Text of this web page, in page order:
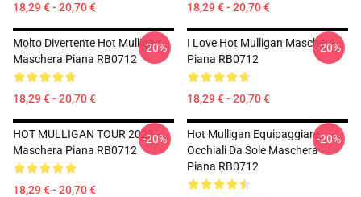
18,29 € - 20,70 € 18,29 € - 20,70 €
Molto Divertente Hot Mulligan
Maschera Piana RB0712
18,29 € - 20,70 €
-20%
I Love Hot Mulligan Maschera
Piana RB0712
18,29 € - 20,70 €
-20%
HOT MULLIGAN TOUR 2022
Maschera Piana RB0712
18,29 € - 20,70 €
-20%
Hot Mulligan Equipaggiare
Occhiali Da Sole Maschera
Piana RB0712
-20%